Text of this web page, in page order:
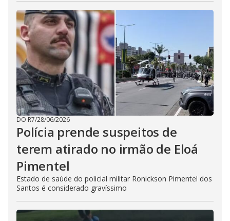
DO R7/28/06/2026
Polícia prende suspeitos de
terem atirado no irmão de Eloá
Pimentel
Estado de saúde do policial militar Ronickson Pimentel dos
Santos é considerado gravíssimo